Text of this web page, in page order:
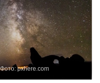
Фото:pxhere.com